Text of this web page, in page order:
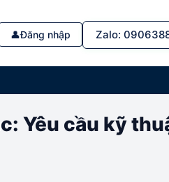
👤Đăng nhập Zalo:
Yêu cầu kỹ